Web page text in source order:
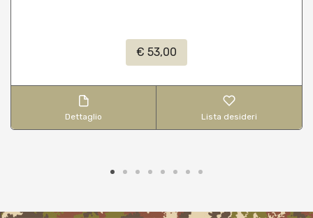
€ 53,00
Dettaglio Lista desideri